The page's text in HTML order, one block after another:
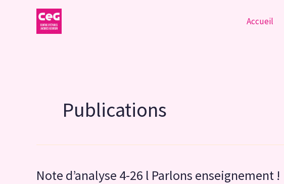
Accueil
Publications
Note d’analyse 4-26 l Parlons enseignement !